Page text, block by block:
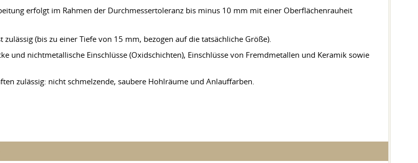
erfolgt im Rahmen der Durchmessertoleranz bis minus 10 mm mit einer Oberflächenrauheit
(bis zu einer Tiefe von 15 mm, bezogen auf die tatsächliche Größe).
und nichtmetallische Einschlüsse (Oxidschichten), Einschlüsse von Fremdmetallen und Keramik sowie
zulässig: nicht schmelzende, saubere Hohlräume und Anlauffarben.